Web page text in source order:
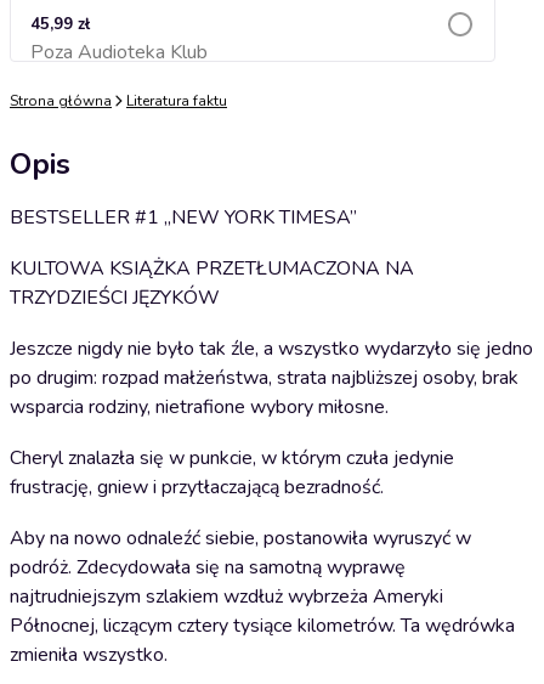
45,99 zł
Poza Audioteka KlubDodaj do koszyka
Strona główna Literatura faktu
Opis
BESTSELLER #1 „NEW YORK TIMESA”
KULTOWA KSIĄŻKA PRZETŁUMACZONA NA
TRZYDZIEŚCI JĘZYKÓW
Jeszcze nigdy nie było tak źle, a wszystko wydarzyło się jedno
po drugim: rozpad małżeństwa, strata najbliższej osoby, brak
wsparcia rodziny, nietrafione wybory miłosne.
Cheryl znalazła się w punkcie, w którym czuła jedynie
frustrację, gniew i przytłaczającą bezradność.
Aby na nowo odnaleźć siebie, postanowiła wyruszyć w
podróż. Zdecydowała się na samotną wyprawę
najtrudniejszym szlakiem wzdłuż wybrzeża Ameryki
Północnej, liczącym cztery tysiące kilometrów. Ta wędrówka
zmieniła wszystko.